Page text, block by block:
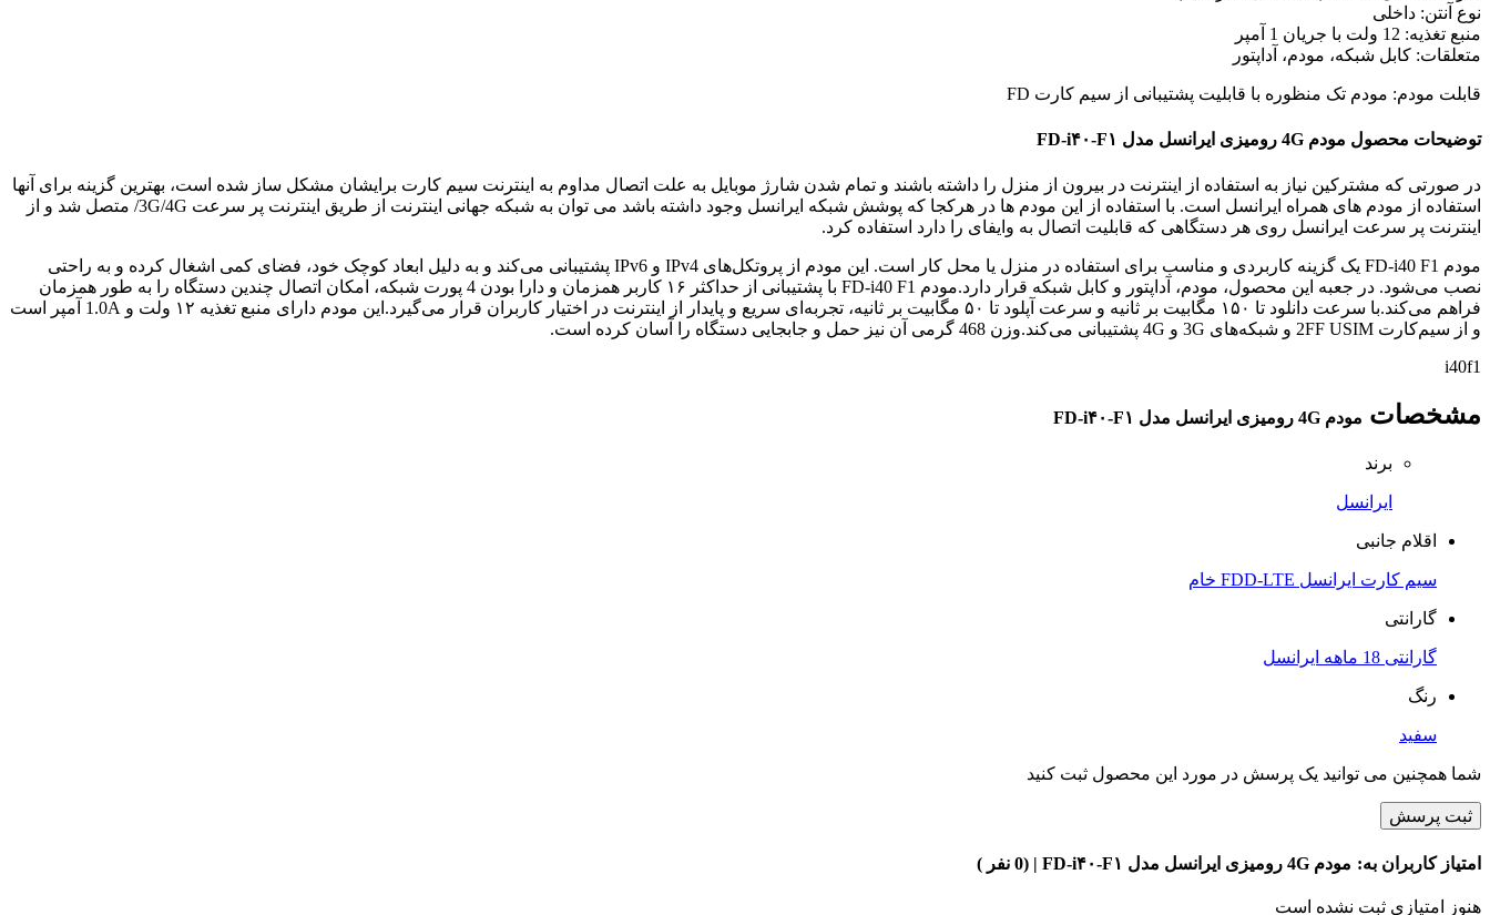
نوع آنتن: داخلی
منبع تغذیه: 12 ولت با جریان 1 آمپر
متعلقات: کابل شبکه، مودم، آداپتور
قابلت مودم: مودم تک منظوره با قابلیت پشتیبانی از سیم کارت FD
توضیحات محصول مودم 4G رومیزی ایرانسل مدل FD-i۴۰-F۱
در صورتی که مشترکین نیاز به استفاده از اینترنت در بیرون از منزل را داشته باشند و تمام شدن شارژ موبایل به علت اتصال مداوم به اینترنت سیم کارت برایشان مشکل ساز شده است، بهترین گزینه برای آنها
استفاده از مودم های همراه ایرانسل است. با استفاده از این مودم ها در هرکجا که پوشش شبکه ایرانسل وجود داشته باشد می توان به شبکه جهانی اینترنت از طریق اینترنت پر سرعت 3G/4G/ متصل شد و از
اینترنت پر سرعت ایرانسل روی هر دستگاهی که قابلیت اتصال به وایفای را دارد استفاده کرد.
مودم FD-i40 F1 یک گزینه کاربردی و مناسب برای استفاده در منزل یا محل کار است. این مودم از پروتکل‌های IPv4 و IPv6 پشتیبانی می‌کند و به دلیل ابعاد کوچک خود، فضای کمی اشغال کرده و به راحتی
نصب می‌شود. در جعبه این محصول، مودم، آداپتور و کابل شبکه قرار دارد.مودم FD-i40 F1 با پشتیبانی از حداکثر ۱۶ کاربر همزمان و دارا بودن 4 پورت شبکه، امکان اتصال چندین دستگاه را به طور همزمان
فراهم می‌کند.با سرعت دانلود تا ۱۵۰ مگابیت بر ثانیه و سرعت آپلود تا ۵۰ مگابیت بر ثانیه، تجربه‌ای سریع و پایدار از اینترنت در اختیار کاربران قرار می‌گیرد.این مودم دارای منبع تغذیه ۱۲ ولت و 1.0A آمپر است
و از سیم‌کارت 2FF USIM و شبکه‌های 3G و 4G پشتیبانی می‌کند.وزن 468 گرمی آن نیز حمل و جابجایی دستگاه را آسان کرده است.
i40f1
مشخصات مودم 4G رومیزی ایرانسل مدل FD-i۴۰-F۱
برند
ایرانسل
اقلام جانبی
سیم کارت ایرانسل FDD-LTE خام
گارانتی
گارانتی 18 ماهه ایرانسل
رنگ
سفید
شما همچنین می توانید یک پرسش در مورد این محصول ثبت کنید
ثبت پرسش
امتیاز کاربران به: مودم 4G رومیزی ایرانسل مدل FD-i۴۰-F۱ | (0 نفر )
هنوز امتیازی ثبت نشده است